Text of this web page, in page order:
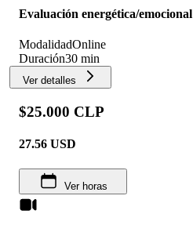
Evaluación energética/emocional
ModalidadOnline
Duración30 min
Ver detalles
$25.000 CLP
27.56 USD
Ver horas